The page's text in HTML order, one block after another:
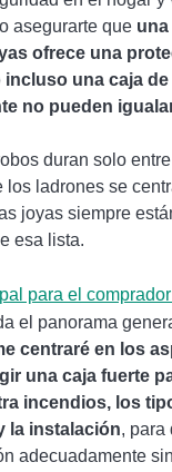
asegurarte que
ofrece una
una caja de
no pueden
duran solo
los ladrones se
joyas siempre
esa lista.
para el
el panorama
centraré en los
una caja fuerte
incendios, los
la instalación, para
adecuadamente